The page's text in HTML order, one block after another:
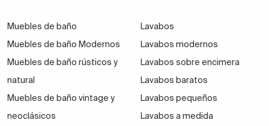
Muebles de baño
Muebles de baño Modernos
Muebles de baño rústicos y
natural
Muebles de baño vintage y
neoclásicos
Lavabos
Lavabos modernos
Lavabos sobre encimera
Lavabos baratos
Lavabos pequeños
Lavabos a medida